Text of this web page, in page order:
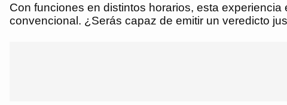
Con funciones en distintos horarios, esta
convencional. ¿Serás capaz de emitir un veredicto